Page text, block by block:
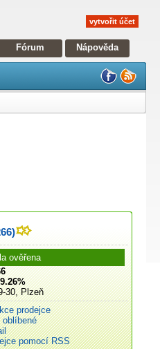
vytvořit účet
Fórum Nápověda
ověřena
30, Plzeň
prodejce
oblíbené
pomocí RSS